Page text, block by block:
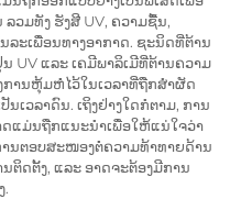
ວມທັງ ຮັງສີ UV, ຄວາມຊື້ນ,
ະເພື່ອນທາງອາກາດ. ຊະນິດທີ່ຕ້ານ
UV ແລະ ເຄມີພາລິເມີທີ່ຕ້ານຄວາມ
ການຫຸ້ມຫໍ່ໄວ້ໃນເວລາທີ່ຖືກສຳຜັດ
ເວລາດົນ. ເຖິງຢ່າງໃດກໍຕາມ, ການ
ດແມ່ນຖືກແນະນຳເພື່ອໃຫ້ແນ່ໃຈວ່າ
ນຕອບສະໜອງຕໍ່ຄວາມທ້າທາຍດ້ານ
ດຕັ້ງ, ແລະ ອາດຈະຕ້ອງມີການ
.